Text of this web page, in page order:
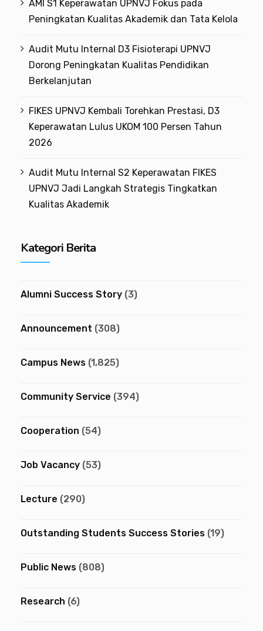
AMI S1 Keperawatan UPNVJ Fokus pada
Peningkatan Kualitas Akademik dan Tata Kelola
Audit Mutu Internal D3 Fisioterapi UPNVJ
Dorong Peningkatan Kualitas Pendidikan
Berkelanjutan
FIKES UPNVJ Kembali Torehkan Prestasi, D3
Keperawatan Lulus UKOM 100 Persen Tahun
2026
Audit Mutu Internal S2 Keperawatan FIKES
UPNVJ Jadi Langkah Strategis Tingkatkan
Kualitas Akademik
Kategori Berita
Alumni Success Story (3)
Announcement (308)
Campus News (1,825)
Community Service (394)
Cooperation (54)
Job Vacancy (53)
Lecture (290)
Outstanding Students Success Stories (19)
Public News (808)
Research (6)